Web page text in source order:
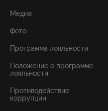
Медиа
Фото
Программа лояльности
Положение о программе
лояльности
Противодействие
коррупции